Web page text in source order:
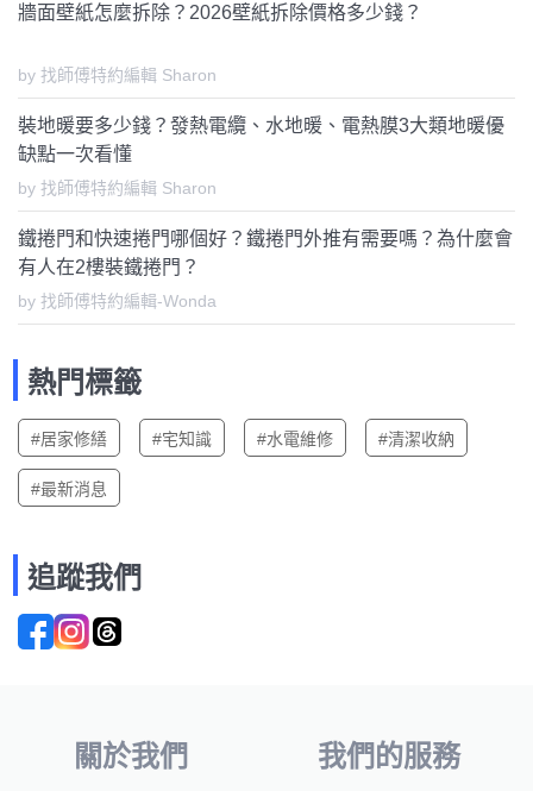
牆面壁紙怎麼拆除？2026壁紙拆除價格多少錢？
by 找師傅特約編輯 Sharon
裝地暖要多少錢？發熱電纜、水地暖、電熱膜3大類地暖優
缺點一次看懂
by 找師傅特約編輯 Sharon
鐵捲門和快速捲門哪個好？鐵捲門外推有需要嗎？為什麼會
有人在2樓裝鐵捲門？
by 找師傅特約編輯-Wonda
熱門標籤
#居家修繕 #宅知識 #水電維修 #清潔收納
#最新消息
追蹤我們
關於我們 我們的服務